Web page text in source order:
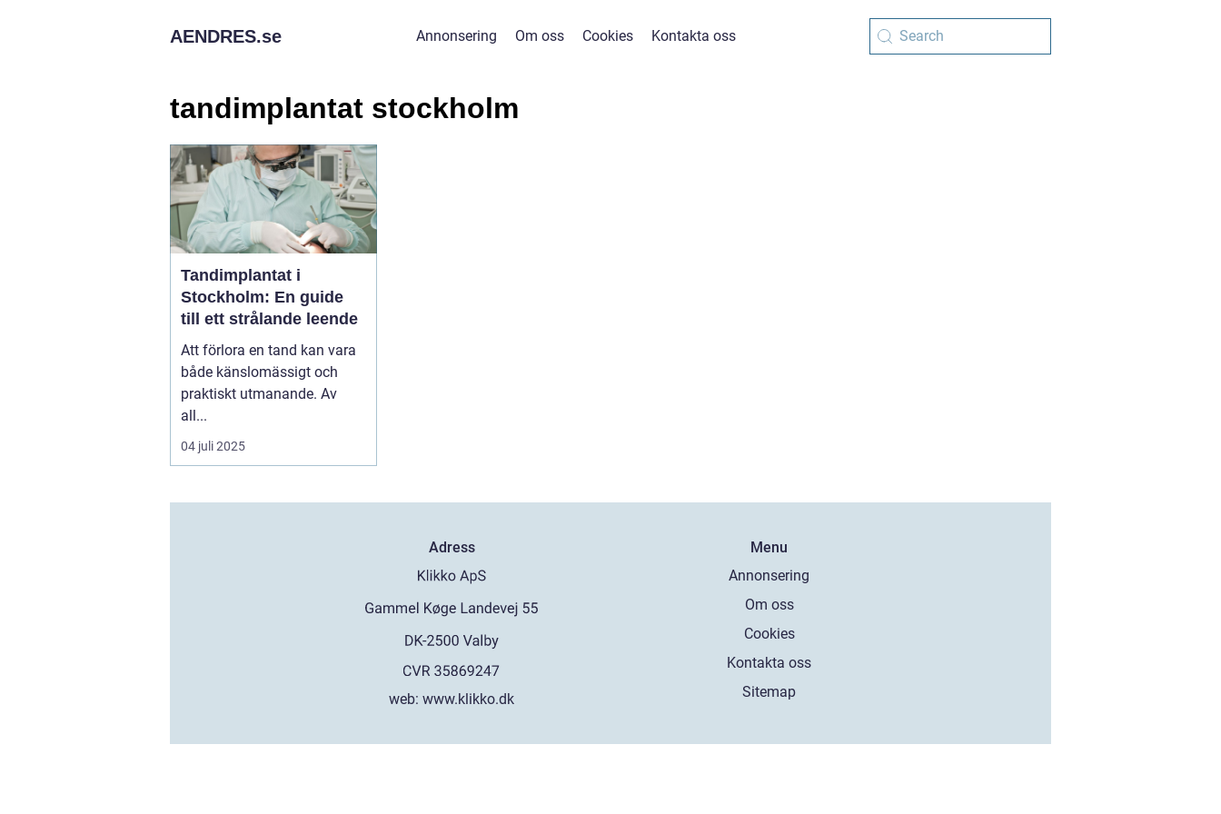
AENDRES.se Annonsering Om oss Cookies Kontakta oss
tandimplantat stockholm
Tandimplantat i
Stockholm: En guide
till ett strålande leende
Att förlora en tand kan vara
både känslomässigt och
praktiskt utmanande. Av
all...
04 juli 2025
Adress
web:www.klikko.dk
Menu
Annonsering
Om oss
Cookies
Kontakta oss
Sitemap